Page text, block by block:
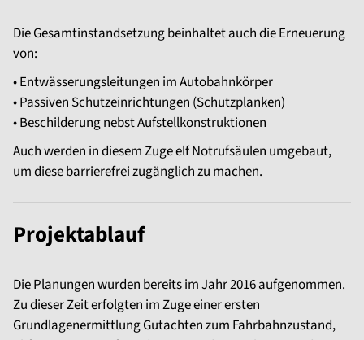
Die Gesamtinstandsetzung beinhaltet auch die Erneuerung
von:
• Entwässerungsleitungen im Autobahnkörper
• Passiven Schutzeinrichtungen (Schutzplanken)
• Beschilderung nebst Aufstellkonstruktionen
Auch werden in diesem Zuge elf Notrufsäulen umgebaut,
um diese barrierefrei zugänglich zu machen.
Projektablauf
Die Planungen wurden bereits im Jahr 2016 aufgenommen.
Zu dieser Zeit erfolgten im Zuge einer ersten
Grundlagenermittlung Gutachten zum Fahrbahnzustand,